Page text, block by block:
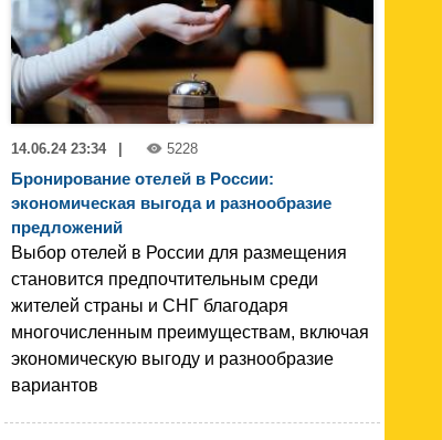
14.06.24 23:34 5228
Бронирование отелей в России:
экономическая выгода и разнообразие
предложений
Выбор отелей в России для размещения
становится предпочтительным среди
жителей страны и СНГ благодаря
многочисленным преимуществам, включая
экономическую выгоду и разнообразие
вариантов